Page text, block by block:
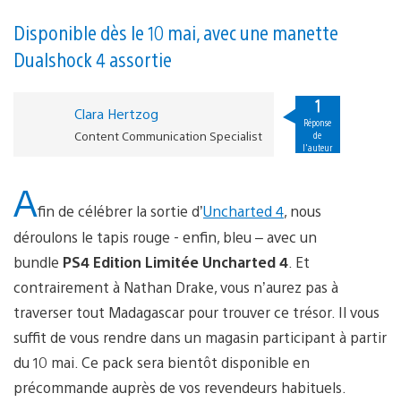
Disponible dès le 10 mai, avec une manette
Dualshock 4 assortie
Clara Hertzog
Content Communication Specialist
1
Réponse
de
l'auteur
Afin de célébrer la sortie d’Uncharted 4, nous
déroulons le tapis rouge - enfin, bleu – avec un
bundle PS4 Edition Limitée Uncharted 4 . Et
contrairement à Nathan Drake, vous n’aurez pas à
traverser tout Madagascar pour trouver ce trésor. Il vous
suffit de vous rendre dans un magasin participant à partir
du 10 mai. Ce pack sera bientôt disponible en
précommande auprès de vos revendeurs habituels.